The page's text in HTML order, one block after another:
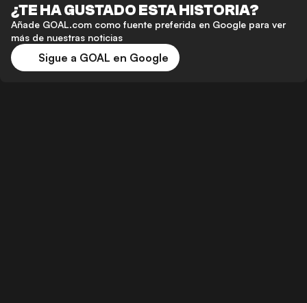
¿TE HA GUSTADO ESTA HISTORIA?
Añade GOAL.com como fuente preferida en Google para ver
más de nuestras noticias
Sigue a GOAL en Google